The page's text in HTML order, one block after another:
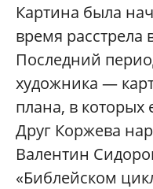
Картина была
время расстрела
Последний
художника —
плана, в которых
Друг Коржева
Валентин
«Библейском